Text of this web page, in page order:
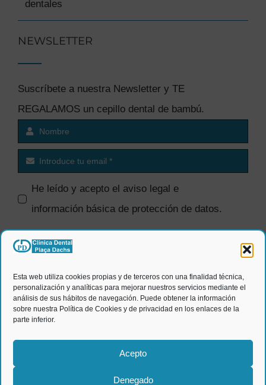
Esta web utiliza cookies propias y de terceros con una finalidad técnica,
personalización y analíticas para mejorar nuestros servicios mediante el
análisis de sus hábitos de navegación. Puede obtener la información
sobre nuestra Política de Cookies y de privacidad en los enlaces de la
parte inferior.
Acepto
Denegado
dentales
NEWSLETTER
Suscríbete a nuestra Newsletter y TE
REGALAMOS un cepillo dental de bambú.
He leído y acepto el aviso legal e
información básica de protección de datos.
comerciales.
ENVIAR